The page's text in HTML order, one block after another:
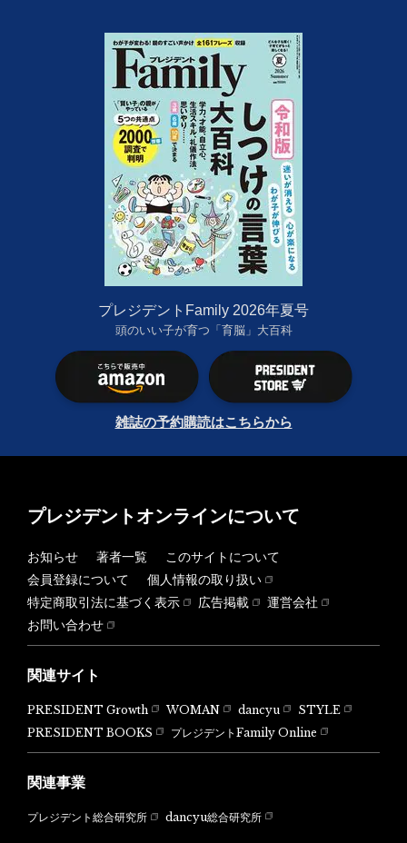
プレジデントFamily 2026年夏号
頭のいい子が育つ「育脳」大百科
雑誌の予約購読はこちらから
プレジデントオンラインについて
お知らせ 著者一覧
このサイトについて
会員登録について
個人情報の取り扱い
特定商取引法に基づく表示
広告掲載
運営会社
お問い合わせ
関連サイト
PRESIDENT Growth WOMAN dancyu
STYLE
PRESIDENT BOOKS
プレジデントFamily Online
関連事業
プレジデント総合研究所 dancyu総合研究所